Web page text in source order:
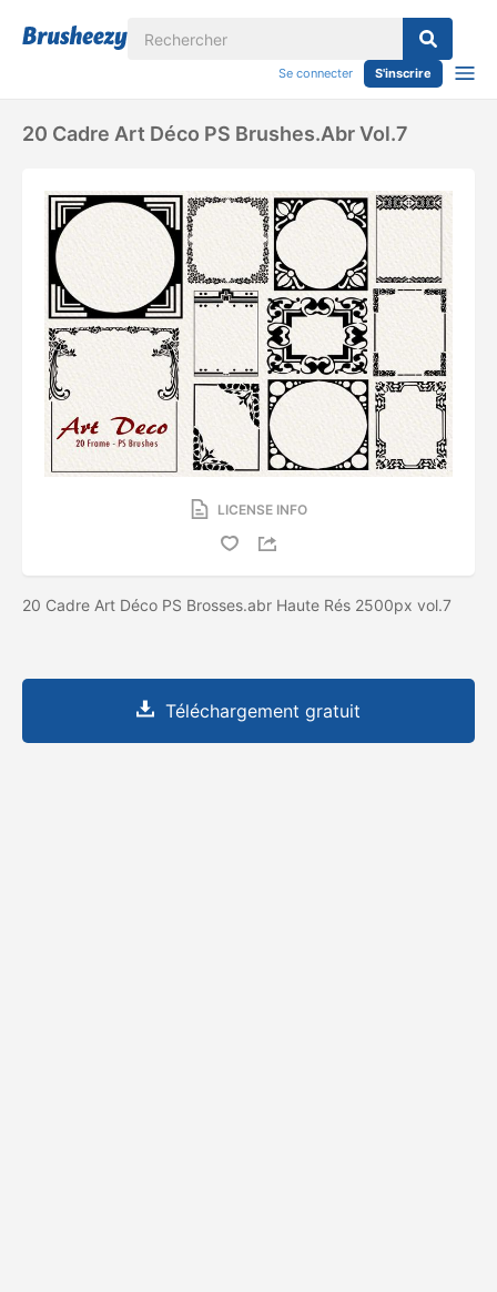
Se connecter S'inscrire
20 Cadre Art Déco PS Brushes.abr Vol.7
LICENSE INFO
20 Cadre Art Déco PS Brosses.abr Haute Rés 2500px vol.7
Téléchargement gratuit